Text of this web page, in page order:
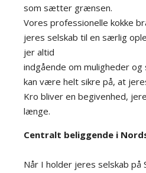
som sætter grænsen.
Vores professionelle kokke
jeres selskab til en særlig
jer altid
indgående om muligheder
kan være helt sikre på, at
Kro bliver en begivenhed,
længe.
Centralt beliggende i
Når I holder jeres selskab